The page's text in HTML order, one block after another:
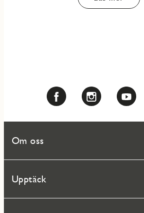
Om oss
Upptäck